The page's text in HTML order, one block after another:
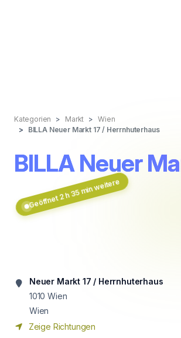
Kategorien Markt
Wien
BILLA Neuer Markt 17 / Herrnhuterhaus
BILLA Neuer
Geöffnet 2 h 35 min weitere
Neuer Markt 17 / Herrnhuterhaus
1010 Wien
Wien
Zeige Richtungen